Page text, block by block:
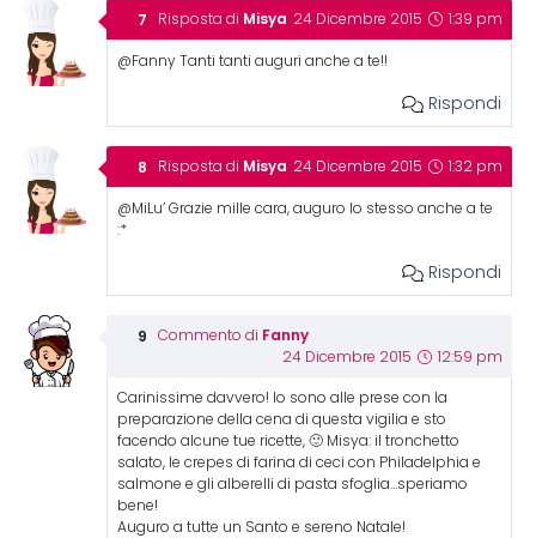
Risposta di Misya 24 Dicembre 2015 1:39 pm
@Fanny Tanti tanti auguri anche a te!!
Rispondi
Risposta di Misya 24 Dicembre 2015 1:32 pm
@MiLu’ Grazie mille cara, auguro lo stesso anche a te
:*
Rispondi
Commento di Fanny
24 Dicembre 2015 12:59 pm
Carinissime davvero! Io sono alle prese con la
preparazione della cena di questa vigilia e sto
facendo alcune tue ricette, 🙂 Misya: il tronchetto
salato, le crepes di farina di ceci con Philadelphia e
salmone e gli alberelli di pasta sfoglia…speriamo
bene!
Auguro a tutte un Santo e sereno Natale!